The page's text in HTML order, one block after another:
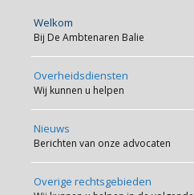
Welkom
Bij De Ambtenaren Balie
Overheidsdiensten
Wij kunnen u helpen
Nieuws
Berichten van onze advocaten
Overige rechtsgebieden